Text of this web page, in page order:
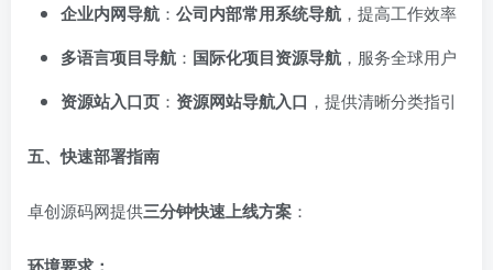
企业内网导航 ： 公司内部常用系统导航 ，提高工作效率
多语言项目导航 ： 国际化项目资源导航 ，服务全球用户
资源站入口页 ： 资源网站导航入口 ，提供清晰分类指引
五、快速部署指南
卓创源码网提供三分钟快速上线方案 ：